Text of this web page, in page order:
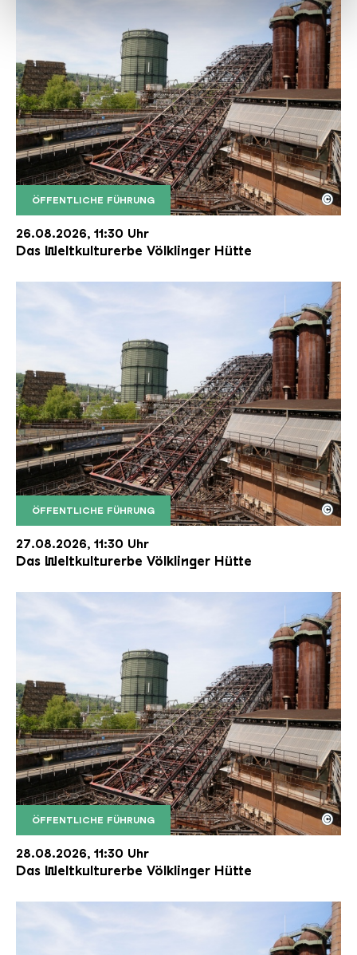
ÖFFENTLICHE FÜHRUNG
Der Erzschrägaufzug der Völklinger Hütte mit
Copyright: Weltkulturerbe Völklinger Hütte | Karl
©
26.08.2026, 11:30 Uhr
Das Weltkulturerbe Völklinger Hütte
ÖFFENTLICHE FÜHRUNG
Der Erzschrägaufzug der Völklinger Hütte mit
Copyright: Weltkulturerbe Völklinger Hütte | Karl
©
27.08.2026, 11:30 Uhr
Das Weltkulturerbe Völklinger Hütte
ÖFFENTLICHE FÜHRUNG
Der Erzschrägaufzug der Völklinger Hütte mit
Copyright: Weltkulturerbe Völklinger Hütte | Karl
©
28.08.2026, 11:30 Uhr
Das Weltkulturerbe Völklinger Hütte